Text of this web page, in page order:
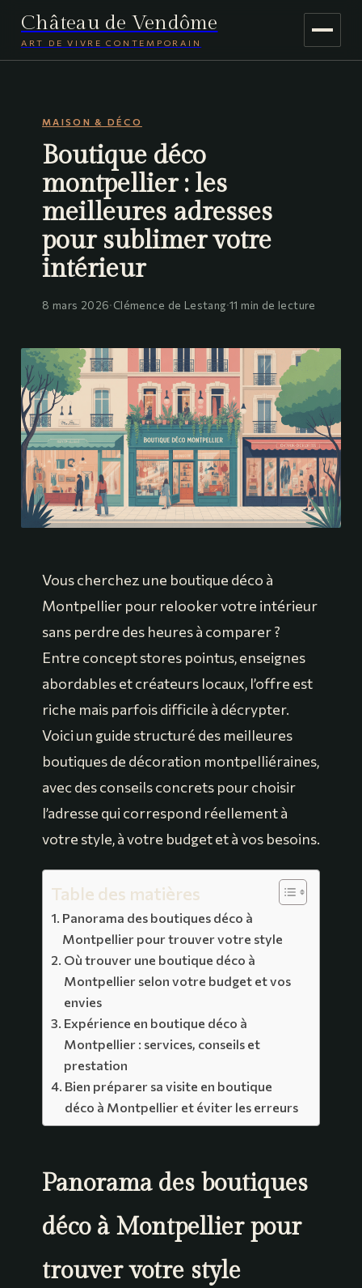
Château de Vendôme
ART DE VIVRE CONTEMPORAIN
JARDINAGE
VOYAGE
MAISON & DÉCO
Boutique déco
montpellier : les
meilleures adresses
pour sublimer votre
intérieur
8 mars 2026·Clémence de Lestang·11 min de lecture
Vous cherchez une boutique déco à
Montpellier pour relooker votre intérieur
sans perdre des heures à comparer ?
Entre concept stores pointus, enseignes
abordables et créateurs locaux, l’offre est
riche mais parfois difficile à décrypter.
Voici un guide structuré des meilleures
boutiques de décoration montpelliéraines,
avec des conseils concrets pour choisir
l’adresse qui correspond réellement à
votre style, à votre budget et à vos besoins.
Table des matières
Panorama des boutiques déco à
Montpellier pour trouver votre style
Où trouver une boutique déco à
Montpellier selon votre budget et vos
envies
Expérience en boutique déco à
Montpellier : services, conseils et
prestation
Bien préparer sa visite en boutique
déco à Montpellier et éviter les erreurs
Panorama des boutiques
déco à Montpellier pour
trouver votre style